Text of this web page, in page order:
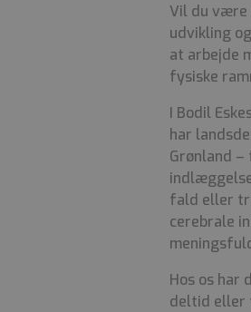
Vil du være
udvikling
at arbejde
fysiske
I Bodil
har
Grønland
fald eller
cerebrale
Hos os har
deltid eller